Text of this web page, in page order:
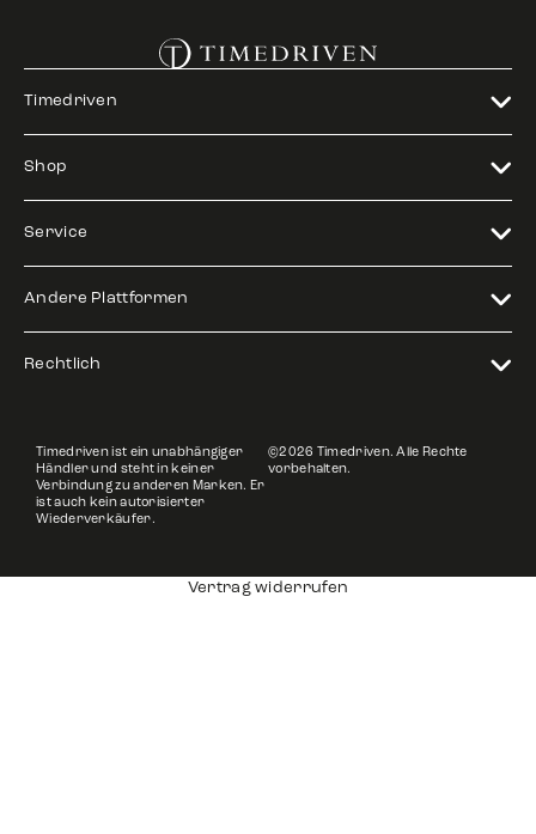
Timedriven
Shop
Service
Andere Plattformen
Rechtlich
Timedriven ist ein unabhängiger
Händler und steht in keiner
Verbindung zu anderen Marken. Er
ist auch kein autorisierter
Wiederverkäufer.
©2026 Timedriven. Alle Rechte
vorbehalten.
Vertrag widerrufen